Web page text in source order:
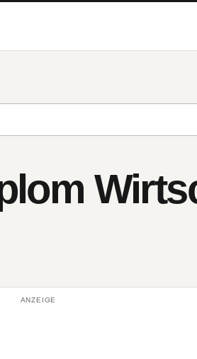
ANZEIGE